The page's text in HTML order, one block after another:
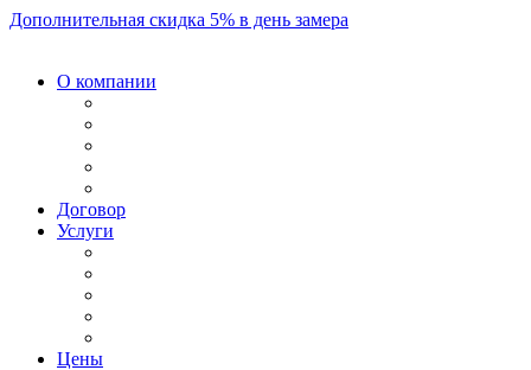
Дополнительная скидка 5% в день замера
О компании
Договор
Услуги
Цены